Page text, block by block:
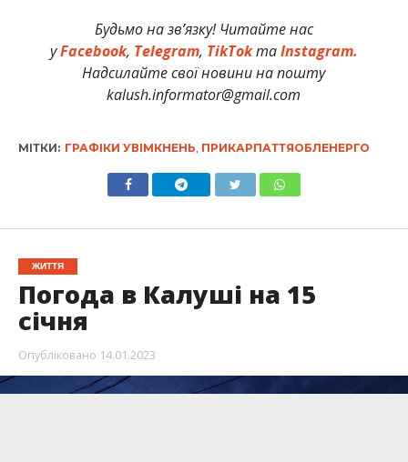
Будьмо на зв’язку! Читайте нас
уFacebook, Telegram, TikTokтаInstagram.
Надсилайте свої новини на пошту
kalush.informator@gmail.com
МІТКИ: ГРАФІКИ УВІМКНЕНЬ ПРИКАРПАТТЯОБЛЕНЕРГО
ЖИТТЯ
Погода в Калуші на 15
січня
Опубліковано 14.01.2023